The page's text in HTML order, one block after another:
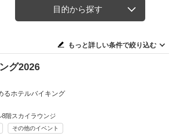
目的から探す
もっと詳しい条件で絞り込む
グ2026
るホテルバイキング
階スカイラウンジ
その他のイベント